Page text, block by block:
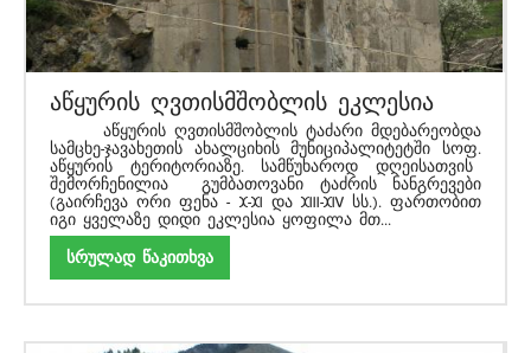
აწყურის ღვთისმშობლის ეკლესია
აწყურის ღვთისმშობლის ტაძარი მდებარეობდა
სამცხე-ჯავახეთის ახალციხის მუნიციპალიტეტში სოფ.
აწყურის ტერიტორიაზე. სამწუხაროდ დღეისათვის
შემორჩენილია გუმბათოვანი ტაძრის ნანგრევები
(გაირჩევა ორი ფენა - X-XI და XIII-XIV სს.). ფართობით
იგი ყველაზე დიდი ეკლესია ყოფილა მთ...
სრულად წაკითხვა